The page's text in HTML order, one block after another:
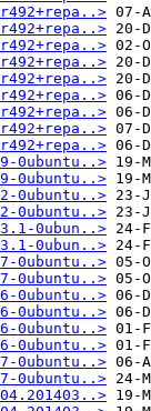
0ubuntu..>
0ubuntu..>
0ubuntu..>
0ubuntu..>
0ubun..>
0ubun..>
0ubuntu..>
0ubuntu..>
0ubuntu..>
0ubuntu..>
0ubuntu..>
0ubuntu..>
0ubuntu..>
0ubuntu..>